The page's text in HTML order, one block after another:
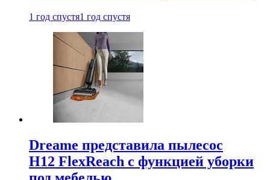
1 год спустя1 год спустя
Dreame представила пылесос
H12 FlexReach с функцией уборки